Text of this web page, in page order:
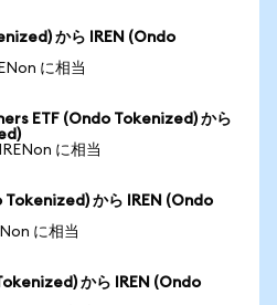
から IREN (Ondo
に相当
ETF (Ondo Tokenized) から
に相当
から IREN (Ondo
に相当
から IREN (Ondo